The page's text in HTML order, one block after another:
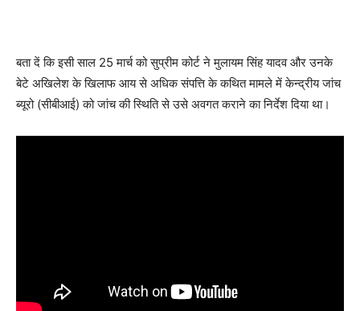
बता दें कि इसी साल 25 मार्च को सुप्रीम कोर्ट ने मुलायम सिंह यादव और उनके
बेटे अखिलेश के खिलाफ आय से अधिक संपत्ति के कथित मामले में केन्द्रीय जांच
ब्यूरो (सीबीआई) को जांच की स्थिति से उसे अवगत कराने का निर्देश दिया था।